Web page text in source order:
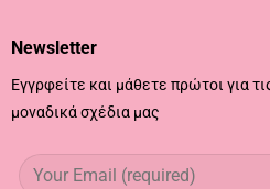
Newsletter
Εγγρφείτε και μάθετε πρώτοι για
μοναδικά σχέδια μας